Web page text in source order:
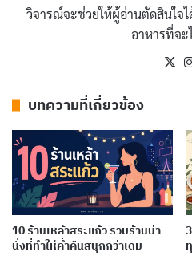
ผลิตที่ไม่ใช้ความร้อนหรือสาร
แวดล้อมทางธรรมชาติที่เอื้ออำ
และลม ทำให้ดอกเกลือมีรสช
เกลือปกติ ไม่เพียงเท่านั้น ดอก
ชนิดที่มีประโยชน์ต่อร่างกาย เช่
และโพแทสเซียม
นอกจากนี้ การเก็บดอกเกลือยั
คนเป็นหลัก เพราะต้องใช้เทค
ผิวน้ำโดยไม่ทำให้เกลือปนเปื้
วิจารณ์จะช่วยให้ผู้อ่านตัดสินใจ
อาหารที่จะ
X
บทความที่เกี่ยวข้อง
10 ร้านเหล้าสระแก้ว รวมร้านน่า
นั่งที่ทำให้ค่ำคืนสนุกกว่าเดิม